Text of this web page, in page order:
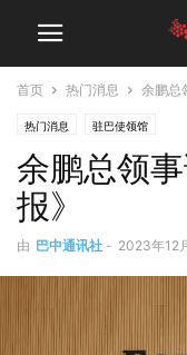
首页 热门消息 余鹏总
热门消息 驻巴使领馆
余鹏总领
报》
由 巴中通讯社 - 2023年12